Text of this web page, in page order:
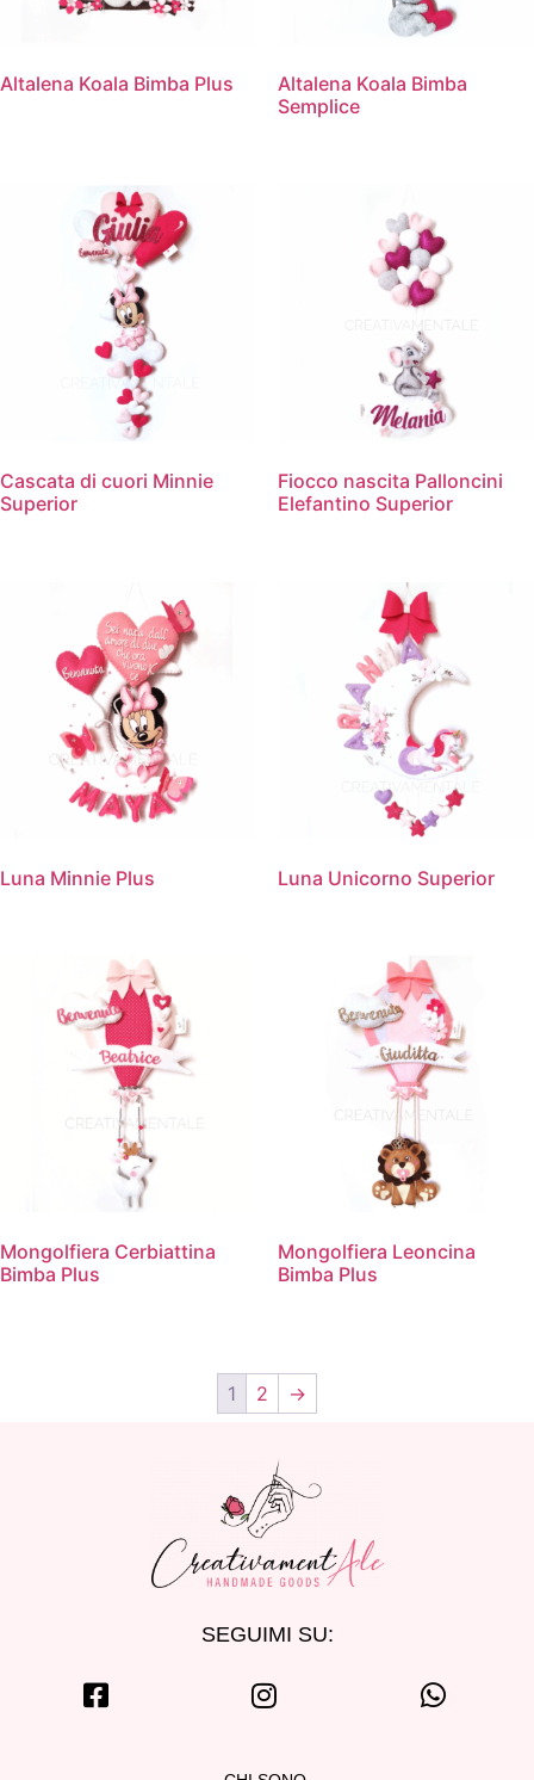
Altalena Koala Bimba Plus
Altalena Koala Bimba
Semplice
Cascata di cuori Minnie
Superior
Fiocco nascita Palloncini
Elefantino Superior
Luna Minnie Plus Luna Unicorno Superior
Mongolfiera Cerbiattina
Bimba Plus
Mongolfiera Leoncina
Bimba Plus
1 2 →
SEGUIMI SU: